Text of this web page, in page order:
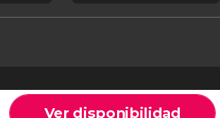
Ver disponibilidad